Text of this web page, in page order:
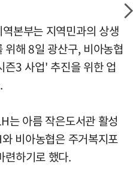
본부는 지역민과의 상생
위해 8일 광산구, 비아농협
즌3 사업' 추진을 위한 업
는 아름 작은도서관 활성
비아농협은 주거복지포
련하기로 했다.